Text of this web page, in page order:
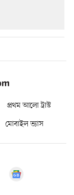
প্রথম আলো ট্রাস্ট
মোবাইল ভ্যাস